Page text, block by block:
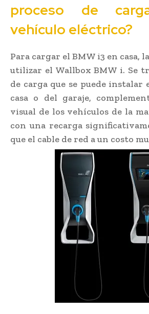
proceso de
vehículo eléctrico?
Para cargar el BMW i3 en casa,
utilizar el Wallbox BMW i. Se
de carga que se puede instalar
casa o del garaje,
visual de los vehículos de la
con una recarga
que el cable de red a un costo